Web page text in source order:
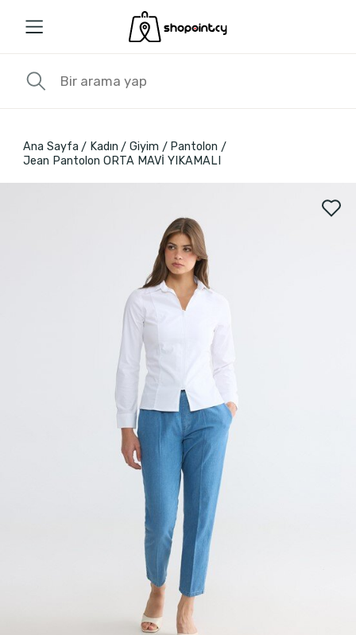
Ana Sayfa Kadın Giyim
Pantolon
Jean Pantolon ORTA MAVİ YIKAMALI